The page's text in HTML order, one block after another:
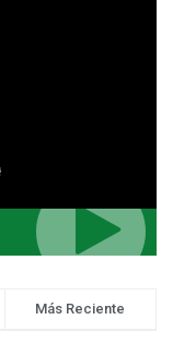
Más Reciente